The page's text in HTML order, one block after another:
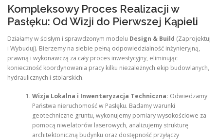
Kompleksowy Proces Realizacji w
Pasłęku: Od Wizji do Pierwszej Kąpieli
Działamy w ścisłym i sprawdzonym modelu Design & Build (Zaprojektuj
i Wybuduj). Bierzemy na siebie pełną odpowiedzialność inżynieryjną,
prawną i wykonawczą za cały proces inwestycyjny, eliminując
konieczność koordynowania pracy kilku niezależnych ekip budowlanych,
hydraulicznych i stolarskich.
Wizja Lokalna i Inwentaryzacja Techniczna: Odwiedzamy
Państwa nieruchomość w Pasłęku. Badamy warunki
geotechniczne gruntu, wykonujemy pomiary wysokościowe za
pomocą niwelatorów laserowych, analizujemy strukturę
architektoniczną budynku oraz dostępność przyłączy